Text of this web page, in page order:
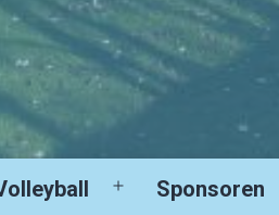
MenüSponsoren